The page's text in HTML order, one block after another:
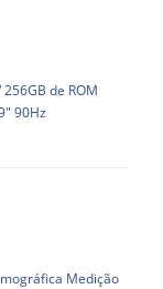
de ROM
90Hz
Medição